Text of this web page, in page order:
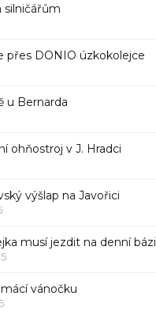
silničářům
přes DONIO úzkokolejce
u Bernarda
ohňostroj v J. Hradci
výšlap na Javořici
musí jezdit na denní bázi
vánočku